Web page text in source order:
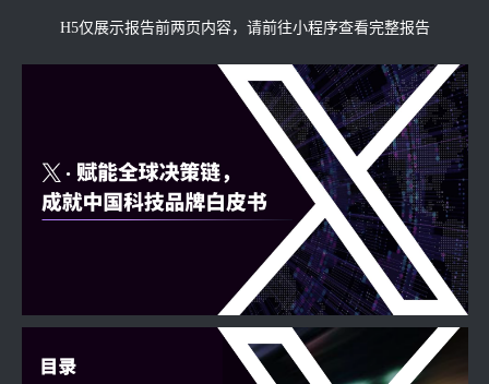
H5仅展示报告前两页内容，请前往小程序查看完整报告